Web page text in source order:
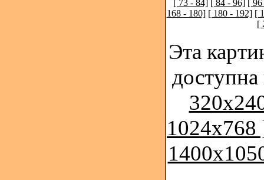
[ 73 - 84] [ 84 - 96] [
168 - 180] [ 180 - 192] [
[
Эта
1024x768